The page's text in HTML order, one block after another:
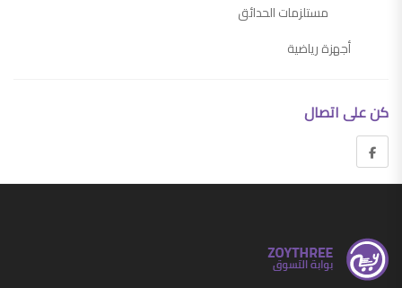
مستلزمات الحدائق
أجهزة رياضية
اجهزة التكييف وملحقاتها
ادوات مطبخ
مستلزمات المنزل
كن على اتصال